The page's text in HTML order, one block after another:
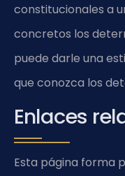
constitucionales a
concretos los
puede darle una
que conozca los
Enlaces
Esta página forma